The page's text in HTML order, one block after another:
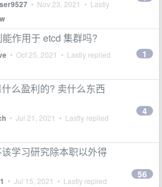
• Nov 23, 2021 • Lastly
作用于 etcd 集群吗?
• Oct 25, 2021 • Lastly replied
1
么盈利的? 卖什么东西
• Jul 21, 2021 • Lastly replied
4
学习研究除本职以外得
• Jul 15, 2021 • Lastly replied
56